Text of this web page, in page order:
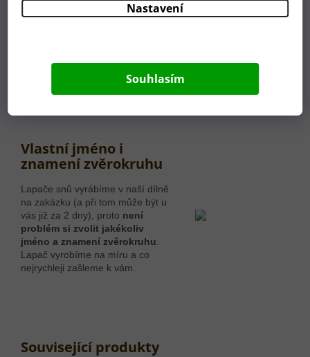
Nastavení
Souhlasím
Související produkty
Odesíláme k vám
Vlastní jméno i
znamení zvěrokruhu
Lapače snů vyrábíme v naší dílně
na zakázku (a při tom může být u
vás již za 2 dny), proto není
problém si zvolit jakékoliv
jméno a znamení zvěrokruhu
Lapač vyrobíme na míru a co
nejrychleji zašleme k vám.